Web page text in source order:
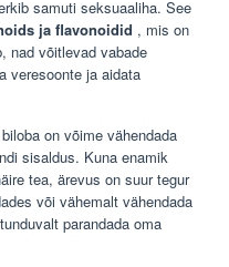
samuti seksuaaliha. See
ja flavonoidid , mis on
nad võitlevad vabade
veresoonte ja aidata
on võime vähendada
sisaldus. Kuna enamik
tea, ärevus on suur tegur
või vähemalt vähendada
parandada oma